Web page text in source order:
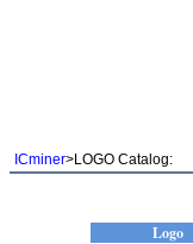
ICminer>LOGO Catalog:
Logo